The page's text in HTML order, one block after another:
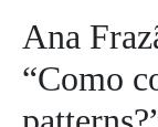
Ana
“Como